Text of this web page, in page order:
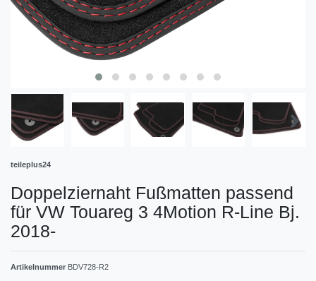
teileplus24
Doppelziernaht Fußmatten passend
für VW Touareg 3 4Motion R-Line Bj.
2018-
Artikelnummer BDV728-R2